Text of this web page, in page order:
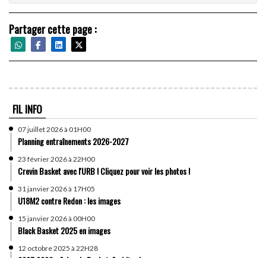
Partager cette page :
FIL INFO
07 juillet 2026 à 01H00
Planning entraînements 2026-2027
23 février 2026 à 22H00
Crevin Basket avec l'URB ! Cliquez pour voir les photos !
31 janvier 2026 à 17H05
U18M2 contre Redon : les images
15 janvier 2026 à 00H00
Black Basket 2025 en images
12 octobre 2025 à 22H28